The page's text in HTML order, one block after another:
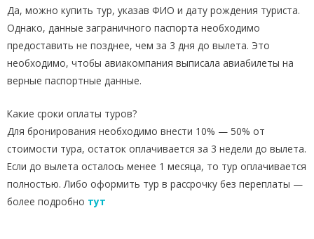
Да, можно купить тур, указав ФИО и дату рождения туриста.
Однако, данные заграничного паспорта необходимо
предоставить не позднее, чем за 3 дня до вылета. Это
необходимо, чтобы авиакомпания выписала авиабилеты на
верные паспортные данные.
Какие сроки оплаты туров?
Для бронирования необходимо внести 10% — 50% от
стоимости тура, остаток оплачивается за 3 недели до вылета.
Если до вылета осталось менее 1 месяца, то тур оплачивается
полностью. Либо оформить тур в рассрочку без переплаты —
более подробно тут